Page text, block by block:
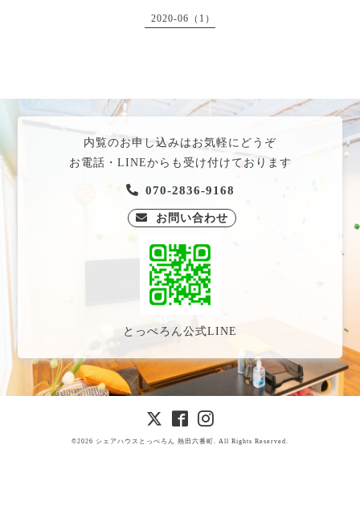
2020-06（1）
内覧のお申し込みはお気軽にどうぞ
お電話・LINEからも受け付けております
070-2836-9168
お問い合わせ
とっぺろん公式LINE
©2026 シェアハウスとっぺろん 熱田六番町. All Rights Reserved.